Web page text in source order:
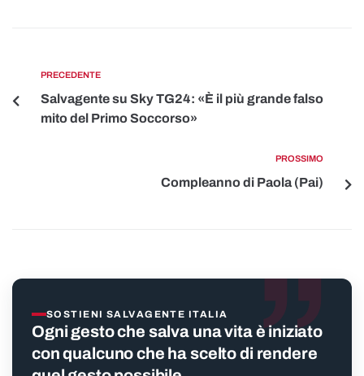
PRECEDENTE
Salvagente su Sky TG24: «È il più grande falso
mito del Primo Soccorso»
PROSSIMO
Compleanno di Paola (Pai)
”
SOSTIENI SALVAGENTE ITALIA
Ogni gesto che salva una vita è iniziato
con qualcuno che ha scelto di rendere